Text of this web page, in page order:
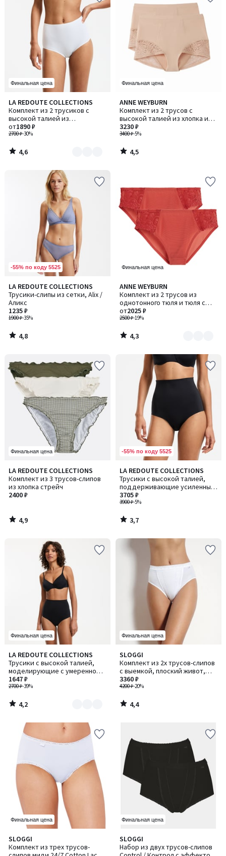
Финальная цена
LA REDOUTE COLLECTIONS
Комплект из 2 трусиков с
высокой талией из
микрофибры Invisible /
Инвизибл
2700 ₽-30%
от1890 ₽
4,6
/ 5
Количество
цветов:
2
4,6
/
Финальная цена
ANNE WEYBURN
Комплект из 2 трусов с
высокой талией из хлопка и
кружева
3400 ₽-5%
3230 ₽
4,5
/ 5
4,5
/
-55% по коду 5525
LA REDOUTE COLLECTIONS
Трусики-слипы из сетки, Alix /
Аликс
1900 ₽-35%
1235 ₽
4,8
/ 5
4,8
/
Финальная цена
ANNE WEYBURN
Комплект из 2 трусов из
однотонного тюля и тюля с
вышивкой, Lyssa / Лисса
2500 ₽-19%
от2025 ₽
4,3
/ 5
Количество
цветов:
2
4,3
/
Финальная цена
LA REDOUTE COLLECTIONS
Комплект из 3 трусов-слипов
из хлопка стрейч
2400 ₽
4,9
/ 5
4,9
/
-55% по коду 5525
LA REDOUTE COLLECTIONS
Трусики с высокой талией,
поддерживающие усиленные
Sculptant / Скульптан
3900 ₽-5%
3705 ₽
3,7
/ 5
3,7
/
Финальная цена
LA REDOUTE COLLECTIONS
Трусики с высокой талией,
моделирующие с умеренной
поддержкой
2700 ₽-39%
1647 ₽
4,2
/ 5
Количество
цветов:
2
4,2
/
Финальная цена
SLOGGI
Комплект из 2х трусов-слипов
c выемкой, плоский живот,
Control / Контрол
4200 ₽-20%
3360 ₽
4,4
/ 5
4,4
/
Финальная цена
SLOGGI
Комплект из трех трусов-
4,2
/ 5
Финальная цена
SLOGGI
Набор из двух трусов-слипов
4,6
/ 5
Количество
цветов: